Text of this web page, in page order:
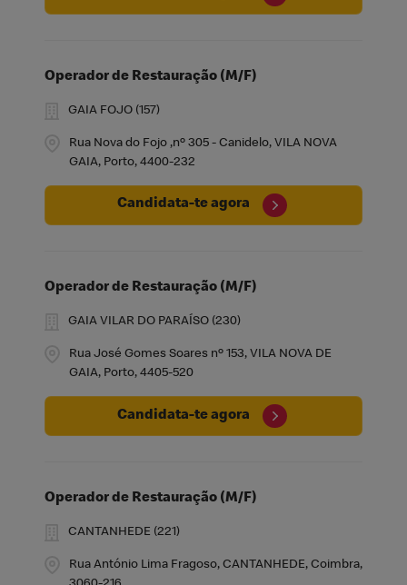
Operador de Restauração (M/F)
Rua Nova do Fojo ,nº 305 - Canidelo, VILA NOVA
GAIA, Porto, 4400-232
GAIA FOJO (157)
Candidata-te agora
Operador de Restauração (M/F)
Rua José Gomes Soares nº 153, VILA NOVA DE
GAIA, Porto, 4405-520
GAIA VILAR DO PARAÍSO (230)
Candidata-te agora
Operador de Restauração (M/F)
Rua António Lima Fragoso, CANTANHEDE, Coimbra,
CANTANHEDE (221)